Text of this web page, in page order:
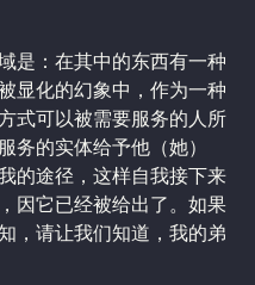
是：在其中的东西有一种
显化的幻象中，作为一种
式可以被需要服务的人所
务的实体给予他（她）
的途径，这样自我接下来
因它已经被给出了。如果
，请让我们知道，我的弟